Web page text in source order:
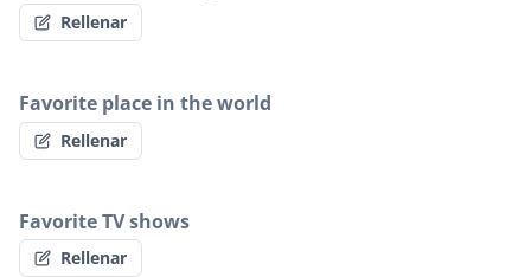
Rellenar
Favorite place in the world
Rellenar
Favorite TV shows
Rellenar